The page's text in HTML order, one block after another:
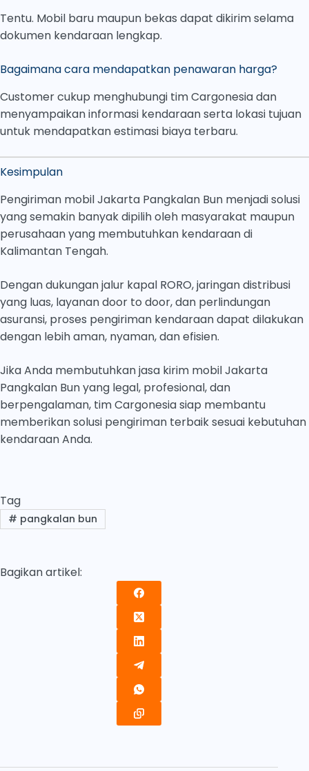
Tentu. Mobil baru maupun bekas dapat dikirim selama
dokumen kendaraan lengkap.
Bagaimana cara mendapatkan penawaran harga?
Customer cukup menghubungi tim Cargonesia dan
menyampaikan informasi kendaraan serta lokasi tujuan
untuk mendapatkan estimasi biaya terbaru.
Kesimpulan
Pengiriman mobil Jakarta Pangkalan Bun menjadi solusi
yang semakin banyak dipilih oleh masyarakat maupun
perusahaan yang membutuhkan kendaraan di
Kalimantan Tengah.
Dengan dukungan jalur kapal RORO, jaringan distribusi
yang luas, layanan door to door, dan perlindungan
asuransi, proses pengiriman kendaraan dapat dilakukan
dengan lebih aman, nyaman, dan efisien.
Jika Anda membutuhkan jasa kirim mobil Jakarta
Pangkalan Bun yang legal, profesional, dan
berpengalaman, tim Cargonesia siap membantu
memberikan solusi pengiriman terbaik sesuai kebutuhan
kendaraan Anda.
Tag
# pangkalan bun
Bagikan artikel: